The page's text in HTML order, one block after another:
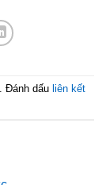
. Đánh dấu liên kết